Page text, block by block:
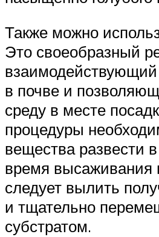
Также можно
Это своеобразный
в почве и
среду в месте
процедуры
вещества развести
время высаживания
следует вылить
и тщательно
субстратом.